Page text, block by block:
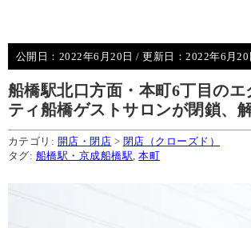
公開日： 2022年6月20日 / 更新日：2022年6月20
船橋駅北口方面・本町6丁目のエ
ティ船橋ゲストサロンが閉鎖、
カテゴリ: 開店・閉店 > 閉店（クローズド）
タグ: 船橋駅・京成船橋駅 ,本町